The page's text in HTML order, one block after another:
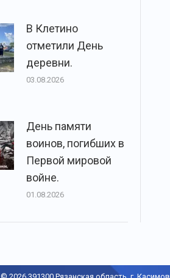
В Клетино
отметили День
деревни.
03.08.2026
День памяти
воинов, погибших в
Первой мировой
войне.
01.08.2026